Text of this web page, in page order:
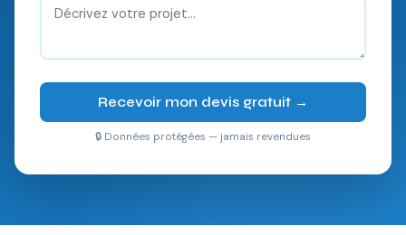
Recevoir mon devis gratuit →
🔒 Données protégées — jamais revendues